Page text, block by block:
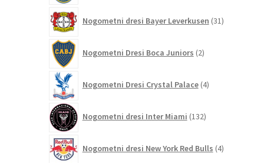
Nogometni dresi Bayer Leverkusen 31izdelkov
Nogometni Dresi Boca Juniors 2izdelka
Nogometni Dresi Crystal Palace 4izdelki
Nogometni dresi Inter Miami 132izdelkov
Nogometni dresi New York Red Bulls 4izdelki